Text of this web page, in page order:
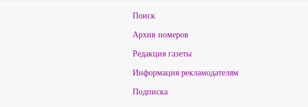
Поиск
Архив номеров
Редакция газеты
Информация рекламодателям
Подписка